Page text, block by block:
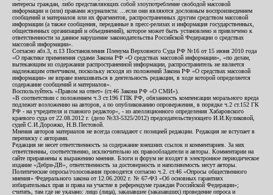
интересы граждан, либо представляющих собой злоупотребление свободой массовой
информации и (или) правами журналиста: ...если они являются дословным воспроизведением
сообщений и материалов или их фрагментов, распространенных другим средством массовой
информации (а также сообщения, переданные в пресс-релизах и информация государственных,
общественных организаций и объединений), которое может быть установлено и привлечено к
ответственности за данное нарушение законодательства Российской Федерации о средствах
массовой информации».
Согласно абз.3, п.13 Постановления Пленума Верховного Суда РФ №16 от 15 июня 2010 года
«О практике применения судами Закона РФ «О средствах массовой информации», «по делам,
вытекающим из содержания распространенной информации, распространитель не является
надлежащим ответчиком, поскольку исходя из положений Закона РФ «О средствах массовой
информации» не вправе вмешиваться в деятельность редакции, в ходе которой определяется
содержание сообщений и материалов».
Воспользуйтесь «Правом на ответ» (ст.46 Закона РФ «О СМИ»).
«В соответствии с положением ч.3 ст.196 ГПК РФ, обязанность компенсации морального вреда
подлежит возложению на авторов, а по опубликованию опровержения, в порядке ч.2 ст.152 ГК
РФ - на учредителя и главного редактор», - из апелляционного определения Хабаровского
краевого суда от 22.08.2012 г. (дело №33-5325/2012) председательствующего И.И.Куликовой,
судей С.И.Дорожко, Н.В.Пестовой.
Мнения авторов материалов не всегда совпадают с позицией редакции. Редакция не вступает в
переписку с авторами.
Редакция не несет ответственность за содержание внешних ссылок и комментариев. За них
ответственны, соответственно, исключительно их правообладатели и авторы. Комментарии на
сайте приравнены к выражению мнения. Блоги и форум не входят в электронное периодическое
издание «Дебри-ДВ», ответственность за достоверность и наполняемость несут авторы.
Политические опросы/голосования проводятся согласно ч.2. ст.46 «Опросы общественного
мнения» Федерального закона от 12.06.2002 г. № 67-ФЗ «Об основных гарантиях
избирательных прав и права на участие в референдуме граждан Российской Федерации»;
считать, там где не указано: лицо (лица), заказавшее (заказавших) проведение опроса и